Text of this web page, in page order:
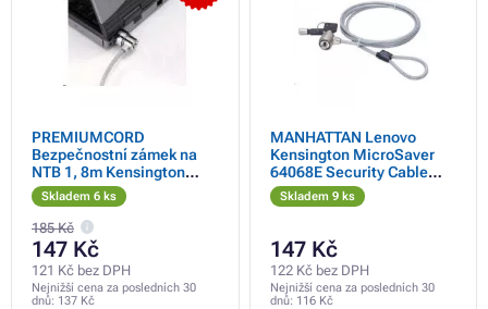
PREMIUMCORD
Bezpečnostní zámek na
NTB 1, 8m Kensington
Lock (na klíč, ocelové
lanko)
Skladem 6 ks
185 Kč
147 Kč
121 Kč bez DPH
Nejnižší cena za posledních 30
dnů: 137 Kč
MANHATTAN Lenovo
Kensington MicroSaver
64068E Security Cable
Lock from IBM
Skladem 9 ks
147 Kč
122 Kč bez DPH
Nejnižší cena za posledních 30
dnů: 116 Kč